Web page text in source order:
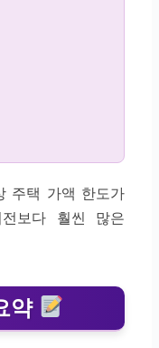
주택 가액 한도가
보다 훨씬 많은
약